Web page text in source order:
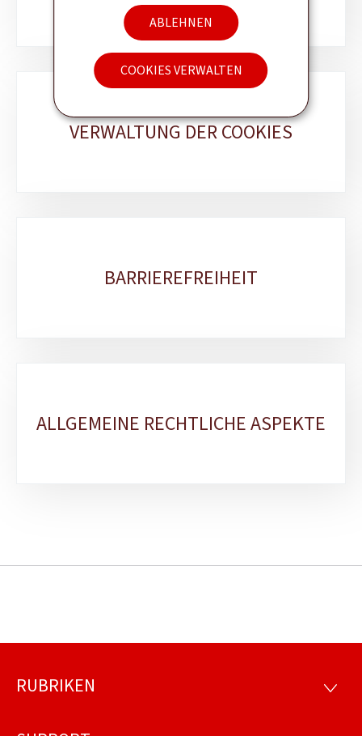
ABLEHNEN
COOKIES VERWALTEN
VERWALTUNG DER COOKIES
BARRIEREFREIHEIT
ALLGEMEINE RECHTLICHE ASPEKTE
Footer
RUBRIKEN